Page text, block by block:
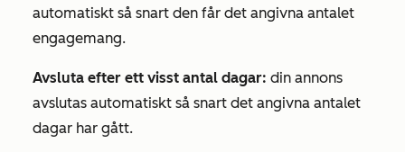
automatiskt så snart den får det angivna antalet
engagemang.
Avsluta efter ett visst antal dagar: din annons
avslutas automatiskt så snart det angivna antalet
dagar har gått.